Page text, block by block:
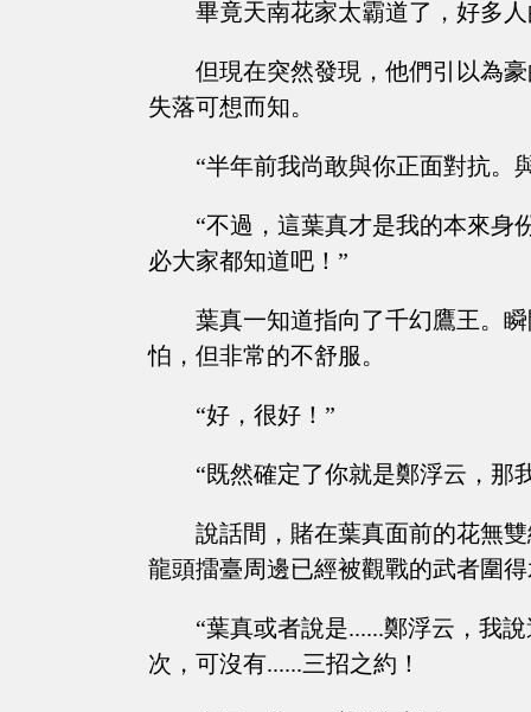
畢竟天南花家太霸道了，好多
但現在突然發現，他們引以為
失落可想而知。
“半年前我尚敢與你正面對抗。
“不過，這葉真才是我的本來身
必大家都知道吧！”
葉真一知道指向了千幻鷹王。
怕，但非常的不舒服。
“好，很好！”
“既然確定了你就是鄭浮云，那
說話間，賭在葉真面前的花無
龍頭擂臺周邊已經被觀戰的武者圍
“葉真或者說是......鄭浮云，我
次，可沒有......三招之約！